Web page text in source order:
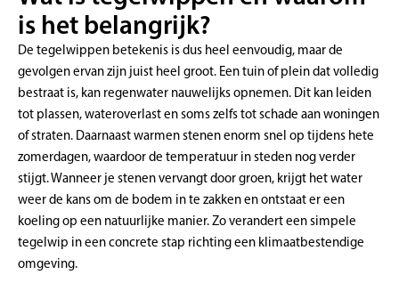
is het belangrijk?
De tegelwippen betekenis is dus heel eenvoudig, maar de
gevolgen ervan zijn juist heel groot. Een tuin of plein dat volledig
bestraat is, kan regenwater nauwelijks opnemen. Dit kan leiden
tot plassen, wateroverlast en soms zelfs tot schade aan woningen
of straten. Daarnaast warmen stenen enorm snel op tijdens hete
zomerdagen, waardoor de temperatuur in steden nog verder
stijgt. Wanneer je stenen vervangt door groen, krijgt het water
weer de kans om de bodem in te zakken en ontstaat er een
koeling op een natuurlijke manier. Zo verandert een simpele
tegelwip in een concrete stap richting een klimaatbestendige
omgeving.